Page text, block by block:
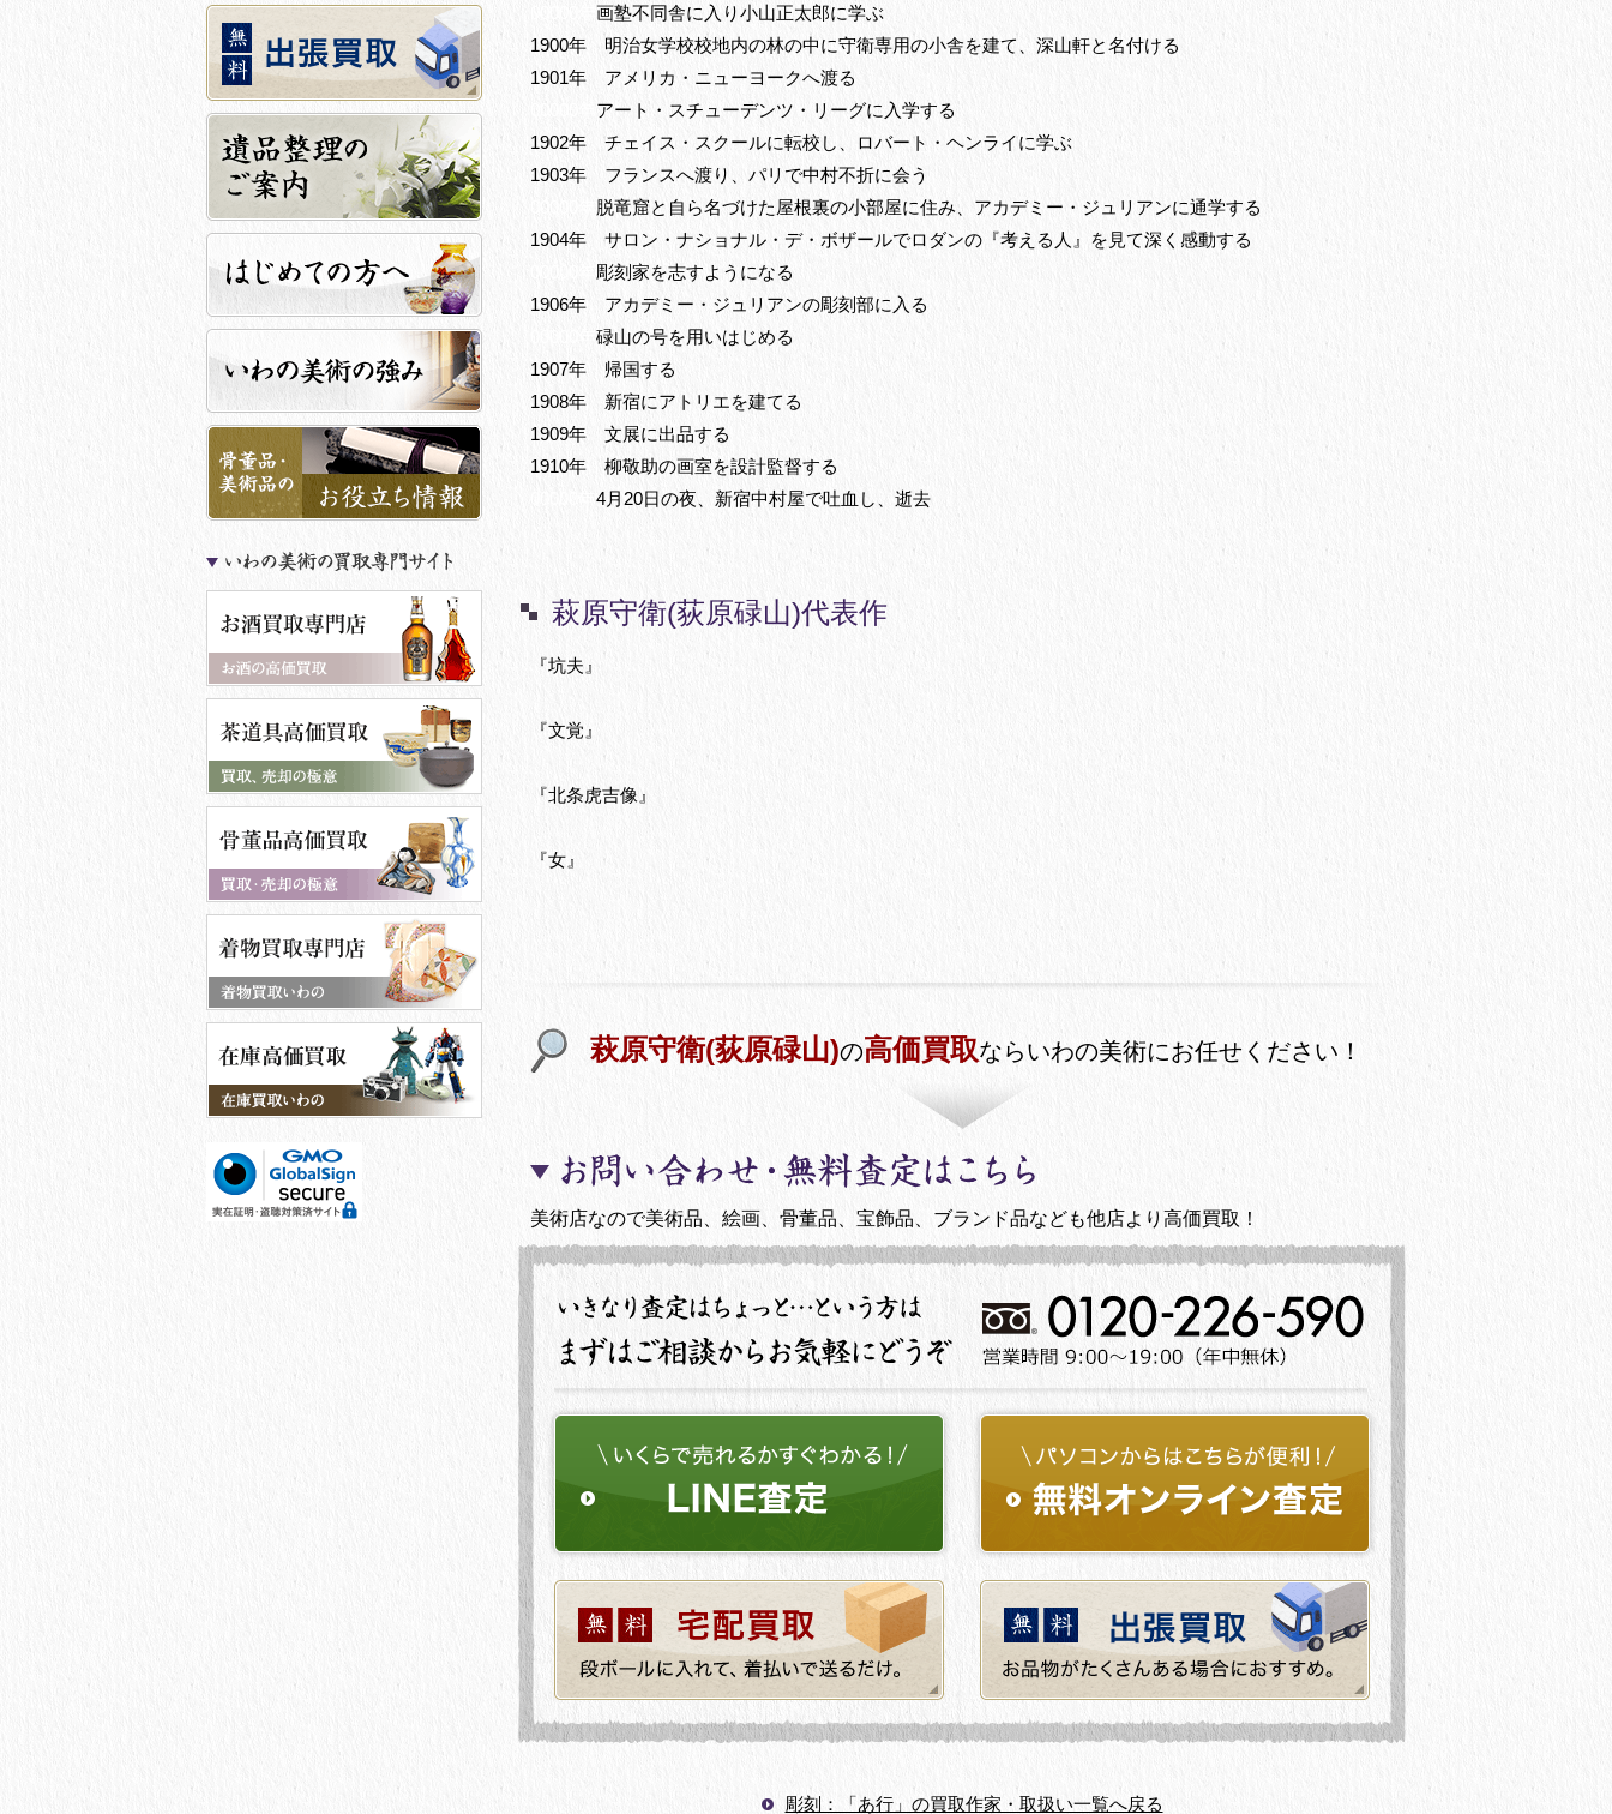
画塾不同舎に入り小山正太郎に学ぶ
1900年 明治女学校校地内の林の中に守衛専用の小舎を建て、深山軒と名付ける
1901年 アメリカ・ニューヨークへ渡る
アート・スチューデンツ・リーグに入学する
1902年 チェイス・スクールに転校し、ロバート・ヘンライに学ぶ
1903年 フランスへ渡り、パリで中村不折に会う
脱竜窟と自ら名づけた屋根裏の小部屋に住み、アカデミー・ジュリアンに通学する
1904年 サロン・ナショナル・デ・ボザールでロダンの『考える人』を見て深く感動する
彫刻家を志すようになる
1906年 アカデミー・ジュリアンの彫刻部に入る
碌山の号を用いはじめる
1907年 帰国する
1908年 新宿にアトリエを建てる
1909年 文展に出品する
1910年 柳敬助の画室を設計監督する
4月20日の夜、新宿中村屋で吐血し、逝去
萩原守衛(荻原碌山)代表作
『坑夫』
『文覚』
『北条虎吉像』
『女』
萩原守衛(荻原碌山)の高価買取ならいわの美術にお任せください！
美術店なので美術品、絵画、骨董品、宝飾品、ブランド品なども他店より高価買取！
彫刻：「あ行」の買取作家・取扱い一覧へ戻る